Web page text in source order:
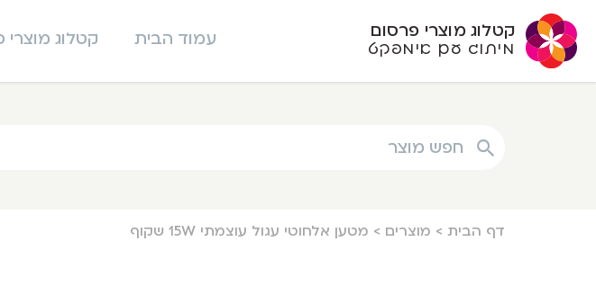
קטלוג מוצרי פרסום
מיתוג עם אימפקט עמוד הבית קטלוג מוצרי
חפש מוצר
דף הבית > מוצרים > מטען אלחוטי עגול עוצמתי 15W שקוף